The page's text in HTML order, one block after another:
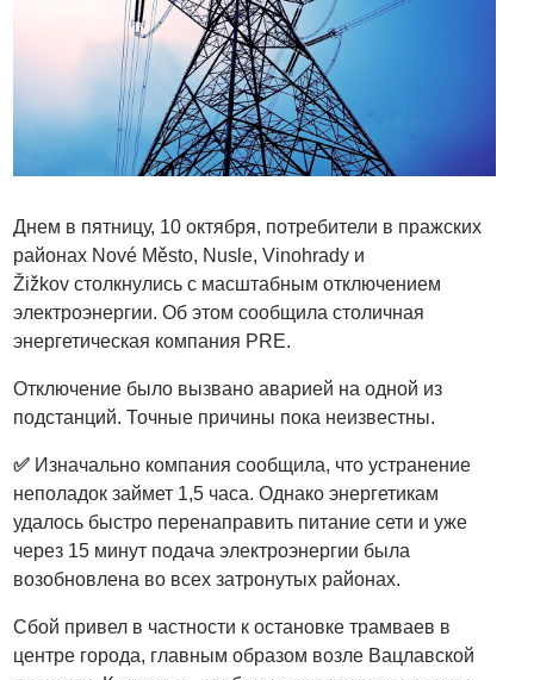
Днем в пятницу, 10 октября, потребители в пражских
районах Nové Město, Nusle, Vinohrady и
Žižkov столкнулись с масштабным отключением
электроэнергии. Об этом сообщила столичная
энергетическая компания PRE.
Отключение было вызвано аварией на одной из
подстанций. Точные причины пока неизвестны.
✅ Изначально компания сообщила, что устранение
неполадок займет 1,5 часа. Однако энергетикам
удалось быстро перенаправить питание сети и уже
через 15 минут подача электроэнергии была
возобновлена во всех затронутых районах.
Сбой привел в частности к остановке трамваев в
центре города, главным образом возле Вацлавской